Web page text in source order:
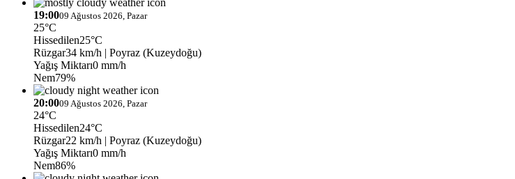
19:0009 Ağustos 2026, Pazar
25°C
Hissedilen25°C
Rüzgar34 km/h | Poyraz (Kuzeydoğu)
Yağış Miktarı0 mm/h
Nem79%
20:0009 Ağustos 2026, Pazar
24°C
Hissedilen24°C
Rüzgar22 km/h | Poyraz (Kuzeydoğu)
Yağış Miktarı0 mm/h
Nem86%